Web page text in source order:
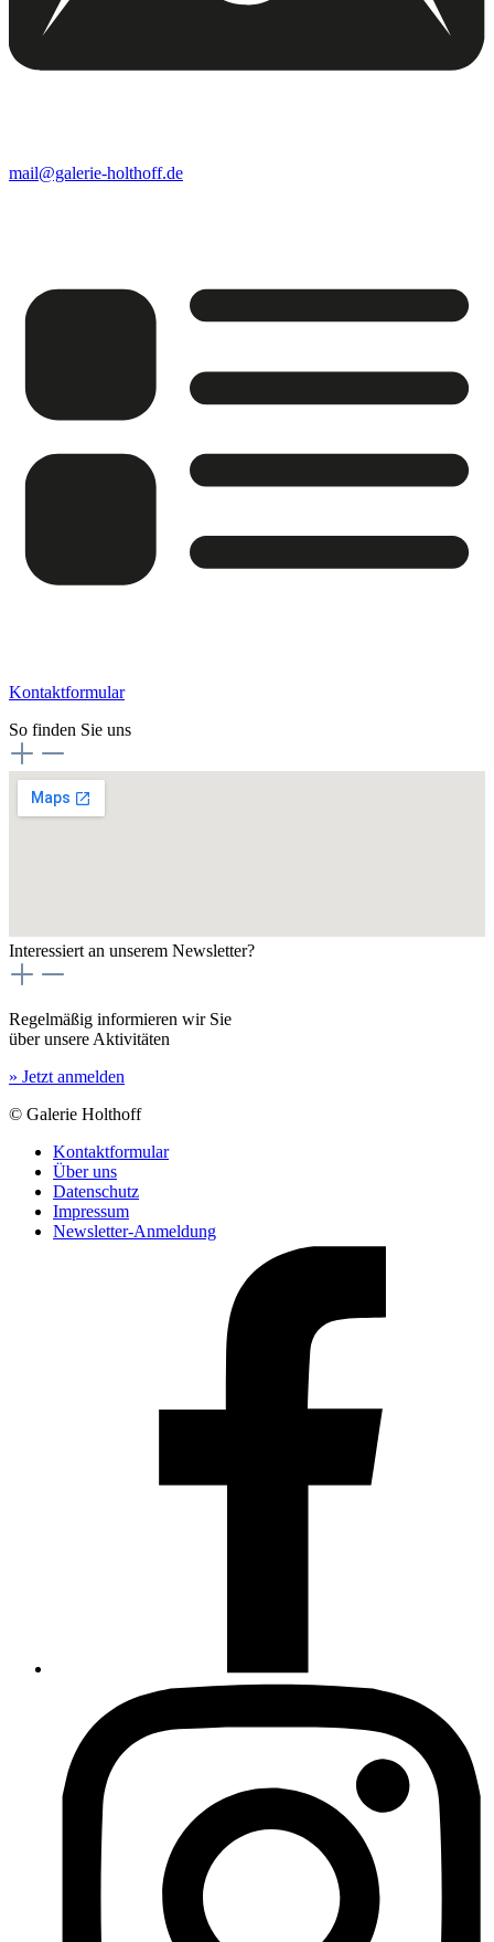
mail@galerie-holthoff.de
Kontaktformular
So finden Sie uns
Interessiert an unserem Newsletter?
Regelmäßig informieren wir Sie
über unsere Aktivitäten
» Jetzt anmelden
© Galerie Holthoff
Kontaktformular
Über uns
Datenschutz
Impressum
Newsletter-Anmeldung